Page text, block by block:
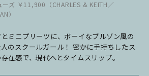
ズ ￥11,900（CHARLES & KEITH／
）
ミニプリーツに、ボーイなブルゾン風の
のスクールガール！ 密かに手持ちしたス
在感で、現代へとタイムスリップ。